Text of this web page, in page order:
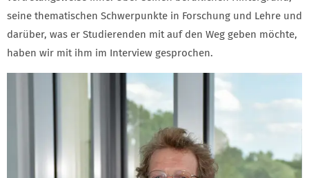
seine thematischen Schwerpunkte in Forschung und Lehre und
darüber, was er Studierenden mit auf den Weg geben möchte,
haben wir mit ihm im Interview gesprochen.